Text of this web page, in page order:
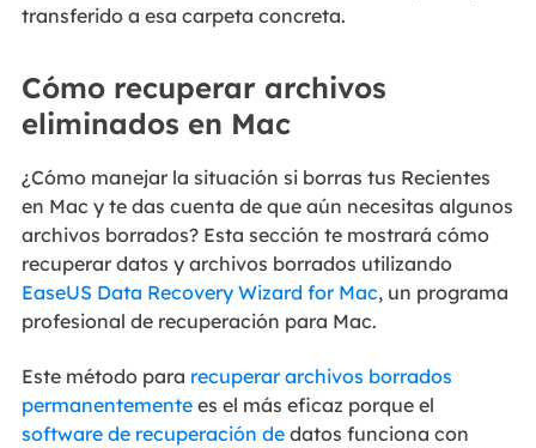
transferido a esa carpeta concreta.
Cómo recuperar archivos
eliminados en Mac
¿Cómo manejar la situación si borras tus Recientes
en Mac y te das cuenta de que aún necesitas algunos
archivos borrados? Esta sección te mostrará cómo
recuperar datos y archivos borrados utilizando
EaseUS Data Recovery Wizard for Mac, un programa
profesional de recuperación para Mac.
Este método para recuperar archivos borrados
permanentementees el más eficaz porque el
software de recuperación dedatos funciona con